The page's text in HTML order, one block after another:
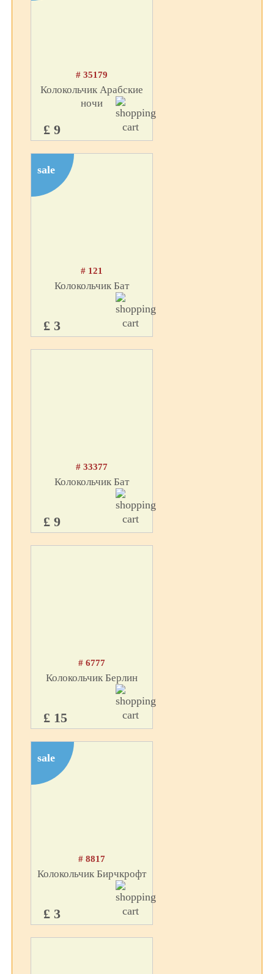
# 35179
Колокольчик Арабские
ночи
£ 9
sale
# 121
Колокольчик Бат
£ 3
# 33377
Колокольчик Бат
£ 9
# 6777
Колокольчик Берлин
£ 15
sale
# 8817
Колокольчик Бирчкрофт
£ 3